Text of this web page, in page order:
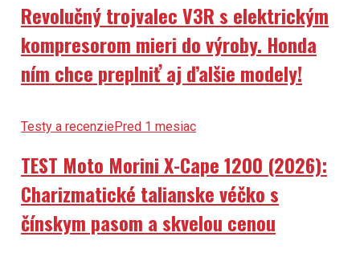
Revolučný trojvalec V3R s elektrickým
kompresorom mieri do výroby. Honda
ním chce preplniť aj ďalšie modely!
Testy a recenziePred 1 mesiac
TEST Moto Morini X-Cape 1200 (2026):
Charizmatické talianske véčko s
čínskym pasom a skvelou cenou